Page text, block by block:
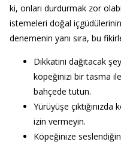
ki, onları durdurmak zor
istemeleri doğal içgüdülerinin
denemenin yanı sıra, bu
Dikkatini dağıtacak
köpeğinizi bir tasma
bahçede tutun.
Yürüyüşe çıktığınızda
izin vermeyin.
Köpeğinize